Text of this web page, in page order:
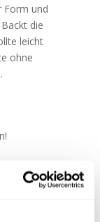
Form und
die
leicht
ohne